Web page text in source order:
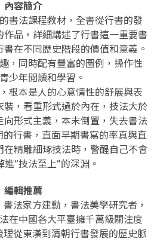
內容簡介
書法課程教材，全書從行書的發
作品，詳細講述了行書這一重要書
在不同歷史階段的價值和意義。
，同時配有豐富的圖例，操作性
少年閱讀和學習。
根本是人的心意情性的舒展與表
裝，看重形式過於內在，技法大於
向形式主義，本末倒置，失去書法
的行書，直面早期書寫的率真與直
在精雕細琢技法時，警醒自己不會
進“技法至上”的深淵。
編輯推薦
法家方建勳，書法美學研究者，
在中國各大平臺擁千萬級關注度
從東漢到清朝行書發展的歷史脈